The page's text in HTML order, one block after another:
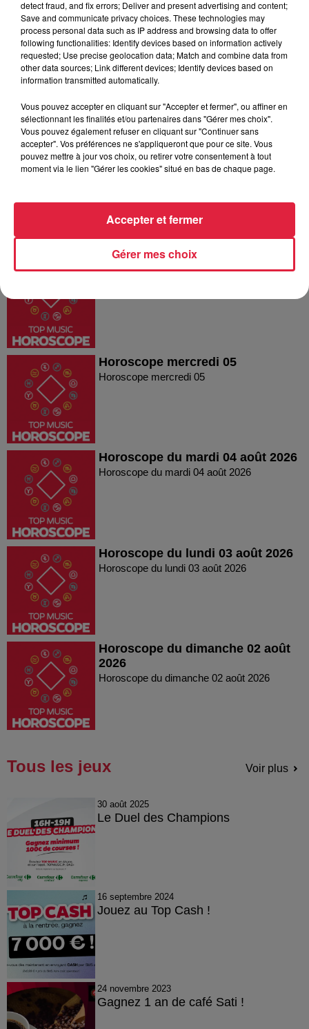
Les dernières infos sur la venue du
pape à Metz en septembre
Europa-Park : des précisons sur
l’après Euro-Mir
Dans la même série
Horoscope du jeudi 6 août 2026
Horoscope mercredi 05
Horoscope mercredi 05
Horoscope du mardi 04 août 2026
Horoscope du mardi 04 août 2026
Horoscope du lundi 03 août 2026
Horoscope du lundi 03 août 2026
Horoscope du dimanche 02 août
2026
Horoscope du dimanche 02 août 2026
Tous les jeux Voir plus
30 août 2025
Le Duel des Champions
16 septembre 2024
Jouez au Top Cash !
24 novembre 2023
Gagnez 1 an de café Sati !
detect fraud, and fix errors; Deliver and present advertising and content;
Save and communicate privacy choices. These technologies may
process personal data such as IP address and browsing data to offer
following functionalities: Identify devices based on information actively
requested; Use precise geolocation data; Match and combine data from
other data sources; Link different devices; Identify devices based on
information transmitted automatically.
Vous pouvez accepter en cliquant sur "Accepter et fermer", ou affiner en
sélectionnant les finalités et/ou partenaires dans "Gérer mes choix".
Vous pouvez également refuser en cliquant sur "Continuer sans
accepter". Vos préférences ne s'appliqueront que pour ce site. Vous
pouvez mettre à jour vos choix, ou retirer votre consentement à tout
moment via le lien "Gérer les cookies" situé en bas de chaque page.
Gérer mes choix
Accepter et fermer